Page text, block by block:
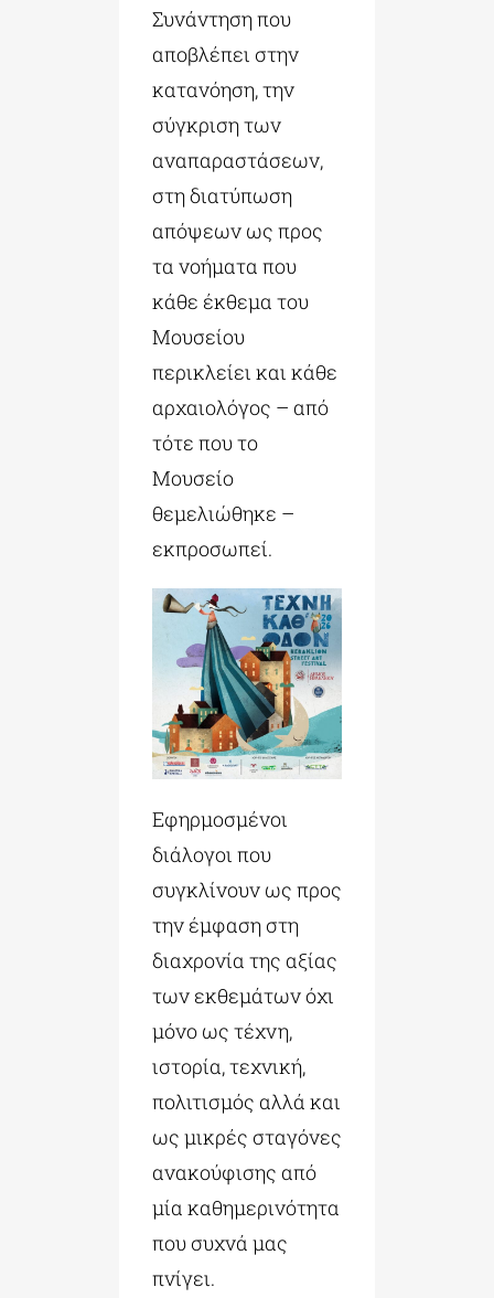
Συνάντηση που
αποβλέπει στην
κατανόηση, την
σύγκριση των
αναπαραστάσεων,
στη διατύπωση
απόψεων ως προς
τα νοήματα που
κάθε έκθεμα του
Μουσείου
περικλείει και κάθε
αρχαιολόγος – από
τότε που το
Μουσείο
θεμελιώθηκε –
εκπροσωπεί.
Εφηρμοσμένοι
διάλογοι που
συγκλίνουν ως προς
την έμφαση στη
διαχρονία της αξίας
των εκθεμάτων όχι
μόνο ως τέχνη,
ιστορία, τεχνική,
πολιτισμός αλλά και
ως μικρές σταγόνες
ανακούφισης από
μία καθημερινότητα
που συχνά μας
πνίγει.